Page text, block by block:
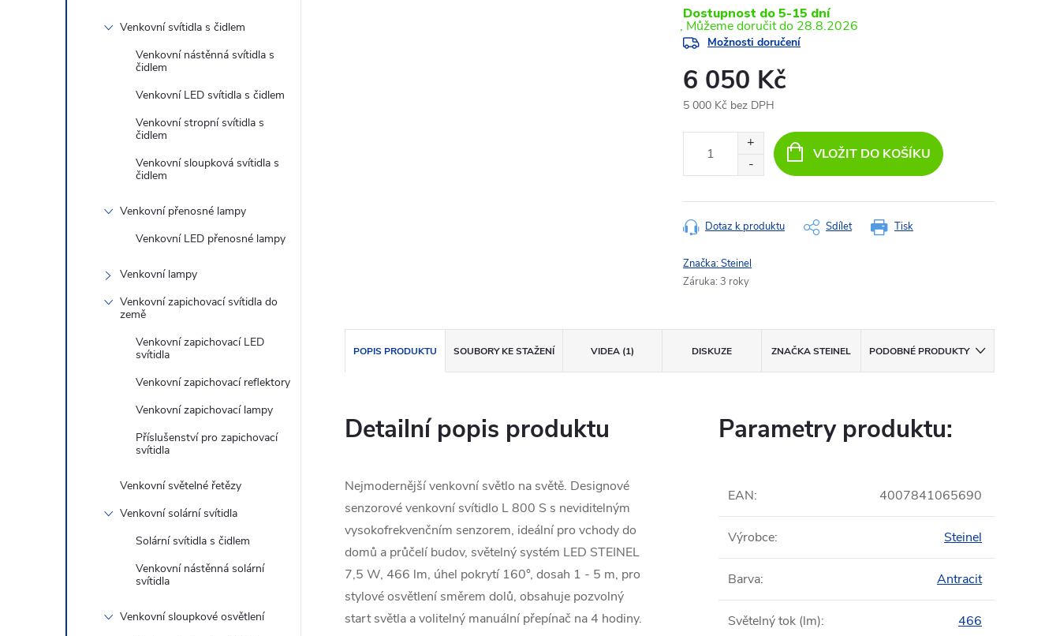
Venkovní svítidla s čidlem
Venkovní nástěnná svítidla s
čidlem
Venkovní LED svítidla s čidlem
Venkovní stropní svítidla s
čidlem
Venkovní sloupková svítidla s
čidlem
Venkovní přenosné lampy
Venkovní LED přenosné lampy
Venkovní lampy
Venkovní zapichovací svítidla do
země
Venkovní zapichovací LED
svítidla
Venkovní zapichovací reflektory
Venkovní zapichovací lampy
Příslušenství pro zapichovací
svítidla
Venkovní světelné řetězy
Venkovní solární svítidla
Solární svítidla s čidlem
Venkovní nástěnná solární
svítidla
Venkovní sloupkové osvětlení
Dostupnost do 5-15 dní
28.8.2026
Možnosti doručení
6 050 Kč
5 000 Kč bez DPH
VLOŽIT DO KOŠÍKU
Tisk
Dotaz k produktu Sdílet
Značka:Steinel
Záruka: 3 roky
POPIS PRODUKTU SOUBORY KE STAŽENÍ VIDEA (1) DISKUZE ZNAČKASTEINEL PODOBNÉ PRODUKTY
Detailní popis produktu
Nejmodernější venkovní světlo na světě. Designové
senzorové venkovní svítidlo L 800 S s neviditelným
vysokofrekvenčním senzorem, ideální pro vchody do
domů a průčelí budov, světelný systém LED STEINEL
7,5 W, 466 lm, úhel pokrytí 160°, dosah 1 - 5 m, pro
stylové osvětlení směrem dolů, obsahuje pozvolný
start světla a volitelný manuální přepínač na 4 hodiny.
Parametry produktu:
EAN: 4007841065690
Výrobce: Steinel
Barva: Antracit
Světelný tok (lm): 466